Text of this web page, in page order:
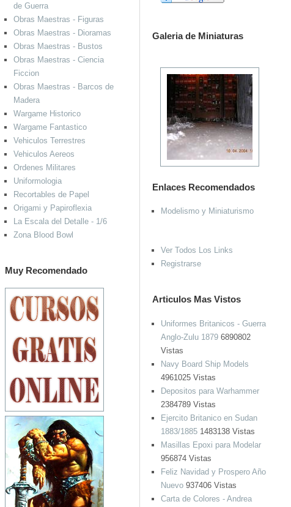
Galeria de Miniaturas
Enlaces Recomendados
Modelismo y Miniaturismo
Ver Todos Los Links
Registrarse
Articulos Mas Vistos
Uniformes Britanicos - Guerra
Anglo-Zulu 18796890802
Vistas
Navy Board Ship Models
4961025 Vistas
Depositos para Warhammer
2384789 Vistas
Ejercito Britanico en Sudan
1883/18851483138 Vistas
Masillas Epoxi para Modelar
956874 Vistas
Feliz Navidad y Prospero Año
Nuevo937406 Vistas
Carta de Colores - Andrea
de Guerra
Obras Maestras - Figuras
Obras Maestras - Dioramas
Obras Maestras - Bustos
Obras Maestras - Ciencia
Ficcion
Obras Maestras - Barcos de
Madera
Wargame Historico
Wargame Fantastico
Vehiculos Terrestres
Vehiculos Aereos
Ordenes Militares
Uniformologia
Recortables de Papel
Origami y Papiroflexia
La Escala del Detalle - 1/6
Zona Blood Bowl
Muy Recomendado